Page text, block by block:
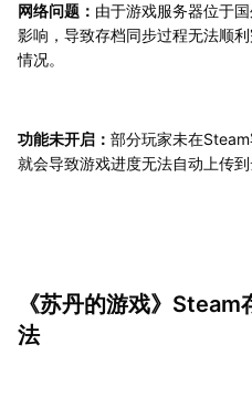
网络问题： 由于游戏服务器位于
影响，导致存档同步过程无法顺
情况。
功能未开启： 部分玩家未在
就会导致游戏进度无法自动上传
《苏丹的游戏》
法